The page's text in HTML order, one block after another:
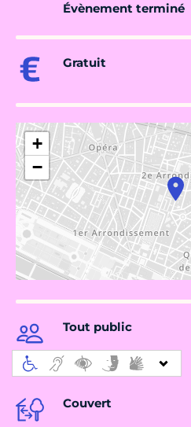
Évènement terminé
Gratuit
+
−
Tout public
Couvert